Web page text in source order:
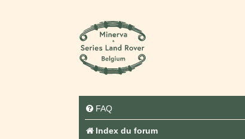
FAQ
Index du forum